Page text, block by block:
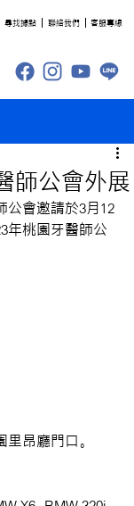
​尋找據點 聯絡我們 客服專線
師公會外展
公會邀請於3月12
年桃園牙醫師公
昂廳門口。